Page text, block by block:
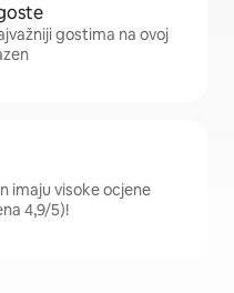
gostima na ovoj
imaju visoke ocjene
4,9/5)!